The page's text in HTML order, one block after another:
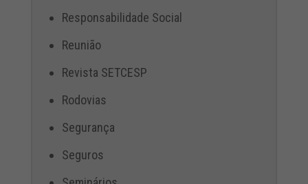
Responsabilidade Social
Reunião
Revista SETCESP
Rodovias
Segurança
Seguros